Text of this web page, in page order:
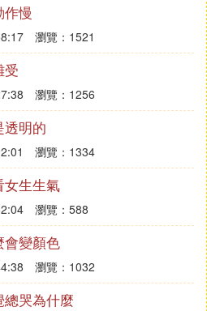
憂郁//、
音樂分離的分離的原
不準確，但原因是可以肯定
，曲譜沒有詩詞的生命力頑
國古代，曲譜的普及程度遠
詩歌在脫離音樂後，也可以
本而單獨存在，靠到處傳抄
以將其傳下來，既被保存在
著作典籍中。而單純的音樂
，單獨的曲譜看懂的人不
上，能看懂曲譜，乃至編寫
樂的文人，如姜夔，李漁。
慢
瀏覽：1521
受
瀏覽：1256
透明的
瀏覽：1334
女生生氣
瀏覽：588
會變顏色
瀏覽：1032
哭為什麼